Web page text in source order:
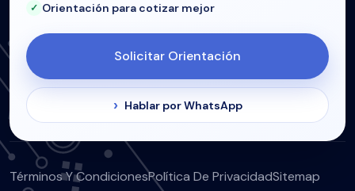
Orientación para cotizar mejor
Solicitar Orientación
Hablar por WhatsApp
Términos Y CondicionesPolítica De PrivacidadSitemap